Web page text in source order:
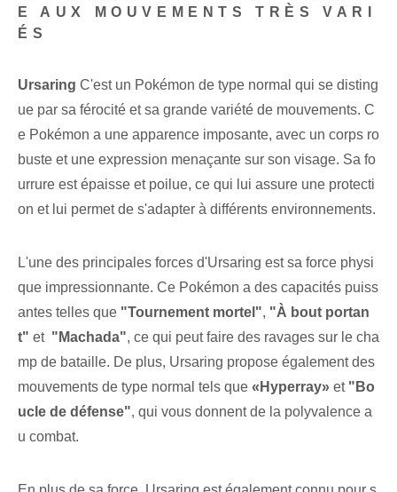
E AUX MOUVEMENTS TRÈS VARI
ÉS
Ursaring C'est un Pokémon de type normal qui se disting
ue par sa férocité et sa grande variété de mouvements. C
e Pokémon a une apparence imposante, avec un corps ro
buste et une expression menaçante sur son visage. Sa fo
urrure est épaisse et poilue, ce qui lui assure une protecti
on et lui permet de s'adapter à différents environnements.
L'une des principales forces d'Ursaring est sa force physi
que impressionnante. Ce Pokémon a des capacités puiss
antes telles que "Tournement mortel", "À bout portan
t" ‌et ⁢ "Machada", ce qui peut faire des ravages sur le cha
mp de bataille. ‌De plus, Ursaring propose également des
mouvements de type normal tels que «Hyperray» et "Bo
ucle de défense", qui vous donnent de la polyvalence a
u combat.